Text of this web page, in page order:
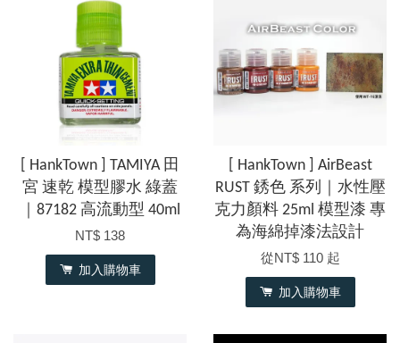
[ HankTown ] TAMIYA 田
宮 速乾 模型膠水 綠蓋
｜87182 高流動型 40ml
NT$ 138
加入購物車
[ HankTown ] AirBeast
RUST 銹色 系列｜水性壓
克力顏料 25ml 模型漆 專
為海綿掉漆法設計
從NT$ 110 起
加入購物車